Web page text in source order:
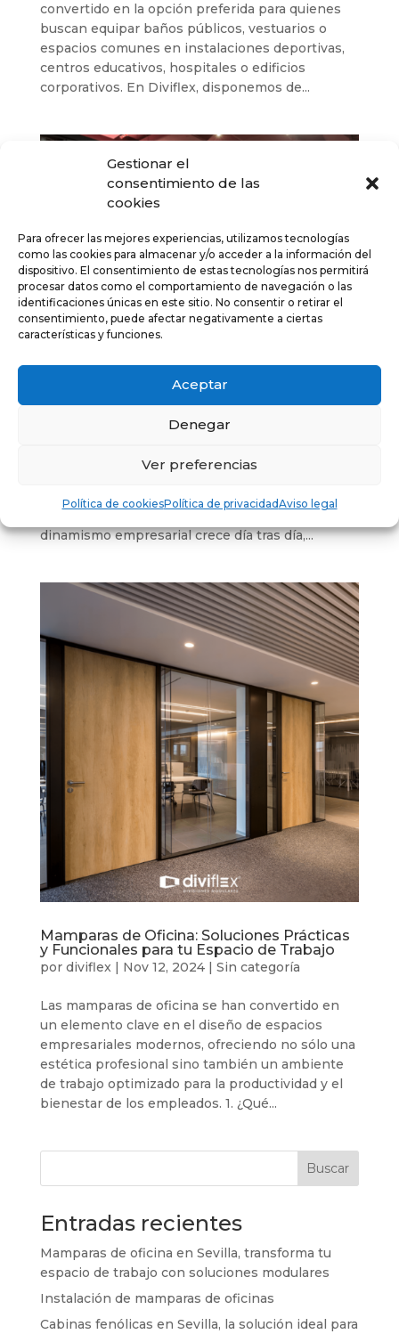
Gestionar el
consentimiento de las
cookies
Para ofrecer las mejores experiencias, utilizamos tecnologías
como las cookies para almacenar y/o acceder a la información del
dispositivo. El consentimiento de estas tecnologías nos permitirá
procesar datos como el comportamiento de navegación o las
identificaciones únicas en este sitio. No consentir o retirar el
consentimiento, puede afectar negativamente a ciertas
características y funciones.
Aceptar
Denegar
Ver preferencias
Política de cookiesPolítica de privacidadAviso legal
convertido en la opción preferida para quienes
buscan equipar baños públicos, vestuarios o
espacios comunes en instalaciones deportivas,
centros educativos, hospitales o edificios
corporativos. En Diviflex, disponemos de...
El diseño de oficinas como clave para ser
una empresa eficiente y atractiva
El diseño de oficinas es mucho más que una
simple cuestión estética, es una herramienta
estratégica para mejorar la productividad, el
ambiente laboral y la imagen corporativa de una
empresa. En ciudades como Sevilla, donde el
dinamismo empresarial crece día tras día,...
Mamparas de Oficina: Soluciones Prácticas
y Funcionales para tu Espacio de Trabajo
por diviflex | Nov 12, 2024| Sin categoría
Las mamparas de oficina se han convertido en
un elemento clave en el diseño de espacios
empresariales modernos, ofreciendo no sólo una
estética profesional sino también un ambiente
de trabajo optimizado para la productividad y el
bienestar de los empleados. 1. ¿Qué...
Buscar
Entradas recientes
Mamparas de oficina en Sevilla, transforma tu
espacio de trabajo con soluciones modulares
Instalación de mamparas de oficinas
Cabinas fenólicas en Sevilla, la solución ideal para